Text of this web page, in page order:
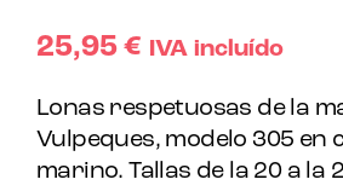
25,95 € IVA incluído
Lonas respetuosas de la
Vulpeques, modelo 305 en
marino. Tallas de la 20 a la